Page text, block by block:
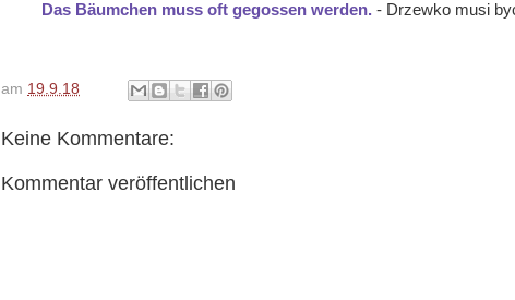
Das Bäumchen muss oft gegossen werden.- Drzewko musi
am 19.9.18
Keine Kommentare:
Kommentar veröffentlichen